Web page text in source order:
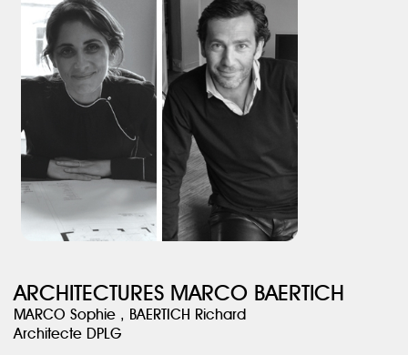
également le lien relationnel
et l’état d’esprit, que notre agence
essaie de
tisser sur chaque projet.
Votre projet sera le résultat d’un travail en concertation et en
confiance entre vous et notre agence.
ARCHITECTURES MARCO BAERTICH
MARCO Sophie , BAERTICH Richard
Architecte DPLG